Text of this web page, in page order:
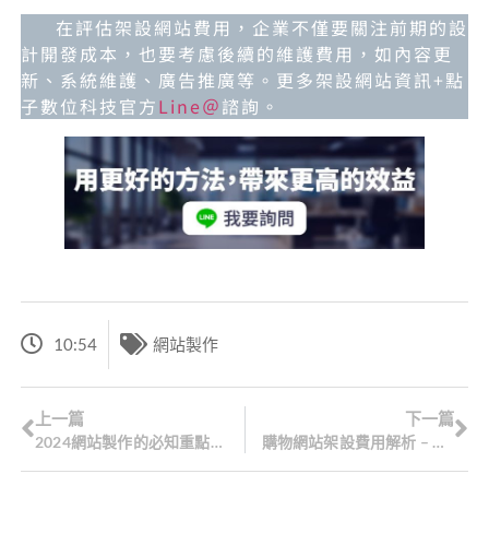
在評估架設網站費用，企業不僅要關注前期的設
計開發成本，也要考慮後續的維護費用，如內容更
新、系統維護、廣告推廣等。更多架設網站資訊+點
子數位科技官方Line＠諮詢。
10:54 網站製作
上一篇
2024網站製作的必知重點總整理！網站製作的項目、分工、流程與時間一次看
下一篇
購物網站架設費用解析 – 影響成本的 4 大因素